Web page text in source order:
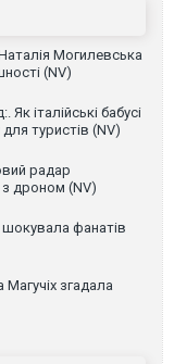
Могилевська
(NV)
італійські бабусі
туристів (NV)
радар
з дроном (NV)
шокувала фанатів
Магучіх згадала